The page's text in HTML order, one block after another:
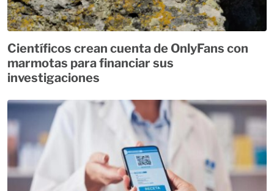
Científicos crean cuenta de OnlyFans con
marmotas para financiar sus
investigaciones